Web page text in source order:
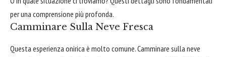
per una comprensione più profonda.
Camminare Sulla Neve Fresca
Questa esperienza onirica è molto comune. Camminare sulla neve